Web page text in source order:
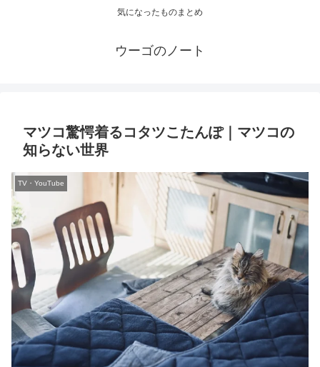
気になったものまとめ
ウーゴのノート
マツコ驚愕着るコタツこたんぽ｜マツコの
知らない世界
TV・YouTube